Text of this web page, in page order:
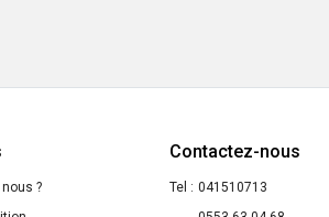
?
Contactez-nous
Tel : 041510713